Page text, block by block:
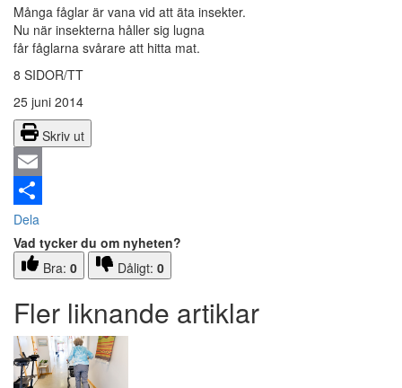
Många fåglar är vana vid att äta insekter.
Nu när insekterna håller sig lugna
får fåglarna svårare att hitta mat.
8 SIDOR/TT
25 juni 2014
Skriv ut
Email
Dela
Vad tycker du om nyheten?
Bra: 0 Dåligt: 0
Fler liknande artiklar